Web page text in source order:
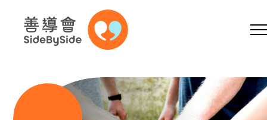
跳到內容（按回車鍵）
A A EN繁 简